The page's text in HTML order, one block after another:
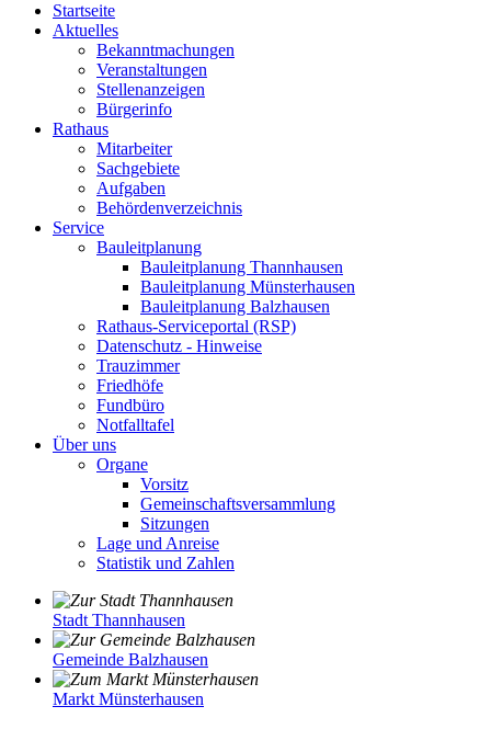
Startseite
Aktuelles
Bekanntmachungen
Veranstaltungen
Stellenanzeigen
Bürgerinfo
Rathaus
Mitarbeiter
Sachgebiete
Aufgaben
Behördenverzeichnis
Service
Bauleitplanung
Bauleitplanung Thannhausen
Bauleitplanung Münsterhausen
Bauleitplanung Balzhausen
Rathaus-Serviceportal (RSP)
Datenschutz - Hinweise
Trauzimmer
Friedhöfe
Fundbüro
Notfalltafel
Über uns
Organe
Vorsitz
Gemeinschaftsversammlung
Sitzungen
Lage und Anreise
Statistik und Zahlen
Stadt Thannhausen
Gemeinde Balzhausen
Markt Münsterhausen